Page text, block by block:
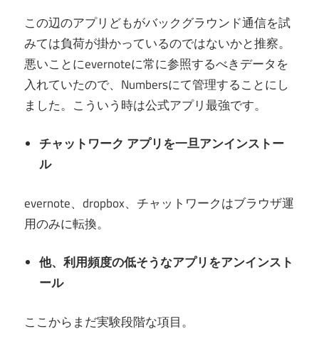
この辺のアプリどもがバックグラウンド通信を試
みては負荷が掛かっているのではないかと推察。
悪いことにevernoteに常に参照するべきデータを
入れていたので、Numbersにて管理することにし
ました。こういう時は公式アプリ最強です。
チャットワーク アプリを一旦アンインストー
ル
evernote、dropbox、チャットワークはブラウザ運
用のみに転換。
他、利用頻度の低そうなアプリをアンインスト
ール
ここからまだ実験段階な項目。